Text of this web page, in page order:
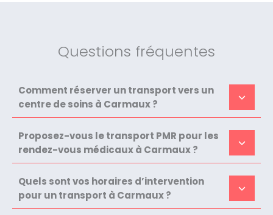
Questions fréquentes
Comment réserver un transport vers un
centre de soins à Carmaux ?
Proposez-vous le transport PMR pour les
rendez-vous médicaux à Carmaux ?
Quels sont vos horaires d’intervention
pour un transport à Carmaux ?